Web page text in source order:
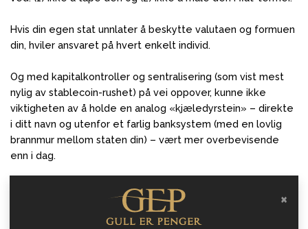
Hvis din egen stat unnlater å beskytte valutaen og formuen
din, hviler ansvaret på hvert enkelt individ.
Og med kapitalkontroller og sentralisering (som vist mest
nylig av stablecoin-rushet) på vei oppover, kunne ikke
viktigheten av å holde en analog «kjæledyrstein» – direkte
i ditt navn og utenfor et farlig banksystem (med en lovlig
brannmur mellom staten din) – vært mer overbevisende
enn i dag.
Link til originalartikkel:
August 15, 1971 - The Beginning of the End for US
×